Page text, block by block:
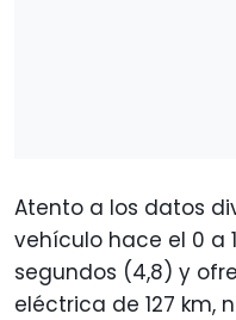
Atento a los datos
vehículo hace el 0 a
segundos (4,8) y
eléctrica de 127 km,